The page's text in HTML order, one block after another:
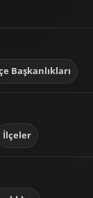
Başkanlıkları
İlçeler